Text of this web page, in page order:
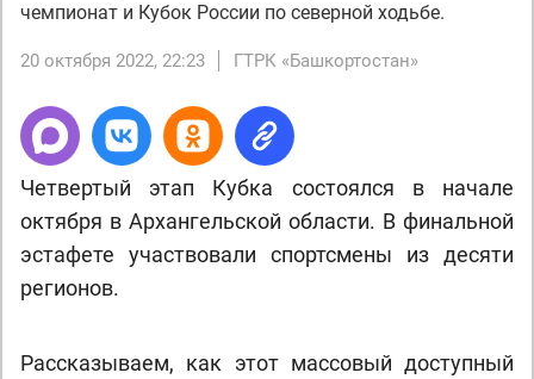
чемпионат и Кубок России по северной ходьбе.
20 октября 2022, 22:23 ГТРК «Башкортостан»
Четвертый этап Кубка состоялся в начале
октября в Архангельской области. В финальной
эстафете участвовали спортсмены из десяти
регионов.
Рассказываем, как этот массовый доступный